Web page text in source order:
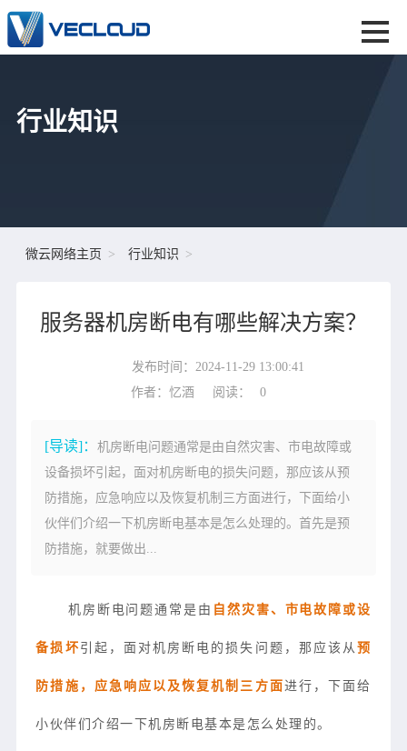
行业知识
微云网络主页 行业知识
服务器机房断电有哪些解决方案？
发布时间：2024-11-29 13:00:41
作者：忆酒
阅读： 0
[导读]：机房断电问题通常是由自然灾害、市电故障或
设备损坏引起，面对机房断电的损失问题，那应该从预
防措施，应急响应以及恢复机制三方面进行，下面给小
伙伴们介绍一下机房断电基本是怎么处理的。首先是预
防措施，就要做出...
机房断电问题通常是由 自然灾害、市电故障或设
备损坏 引起，面对机房断电的损失问题，那应该从预
防措施，应急响应以及恢复机制三方面进行，下面给
小伙伴们介绍一下机房断电基本是怎么处理的。